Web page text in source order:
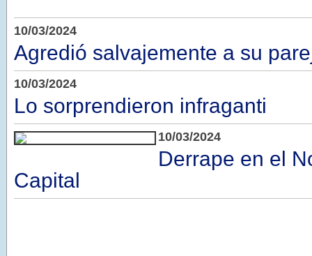
10/03/2024
Agredió salvajemente a su
10/03/2024
Lo sorprendieron infraganti
10/03/2024
Derrape en el
Capital